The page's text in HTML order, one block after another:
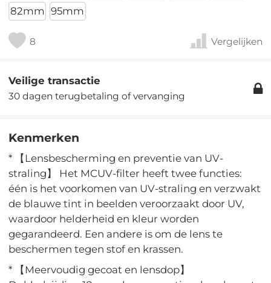
82mm 95mm
8 Vergelijken
Veilige transactie
30 dagen terugbetaling of vervanging
Kenmerken
* 【Lensbescherming en preventie van UV-
straling】 Het MCUV-filter heeft twee functies:
één is het voorkomen van UV-straling en verzwakt
de blauwe tint in beelden veroorzaakt door UV,
waardoor helderheid en kleur worden
gegarandeerd. Een andere is om de lens te
beschermen tegen stof en krassen.
* 【Meervoudig gecoat en lensdop】